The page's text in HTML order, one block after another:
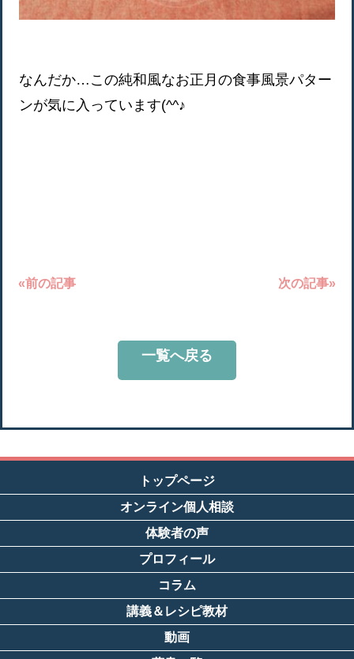
なんだか…この純和風なお正月の食事風景パター
ンが気に入っています(^^♪
«前の記事 次の記事»
一覧へ戻る
トップページ
オンライン個人相談
体験者の声
プロフィール
コラム
講義＆レシピ教材
動画